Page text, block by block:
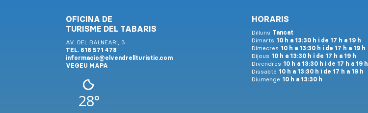
OFICINA DE
TURISME DEL TABARIS
AV. DEL BALNEARI, 3
TEL. 618 571 478
informacio@elvendrellturistic.com
VEGEU MAPA
28°
HORARIS
Dilluns Tancat
Dimarts 10 h a 13:30 h i de 17 h a 19 h
Dimecres 10 h a 13:30 h i de 17 h a 19 h
Dijous 10 h a 13:30 h i de 17 h a 19 h
Divendres 10 h a 13:30 h i de 17 h a 19 h
Dissabte 10 h a 13:30 h i de 17 h a 19 h
Diumenge 10 h a 13:30 h